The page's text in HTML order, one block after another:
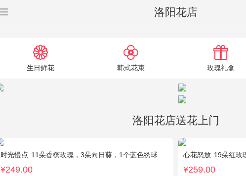
洛阳花店
生日鲜花 韩式花束 玫瑰礼盒
洛阳花店送花上门
时光慢点 11朵香槟玫瑰，3朵向日葵，1个蓝色绣球，桔梗、绿叶搭配
¥249.00
心花怒放 19朵红玫
¥259.00